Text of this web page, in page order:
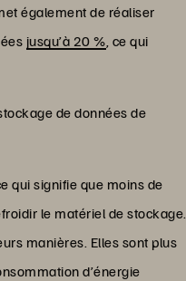
également de réaliser
jusqu’à 20 % , ce qui
de données de
qui signifie que moins de
le matériel de stockage.
manières. Elles sont plus
d’énergie